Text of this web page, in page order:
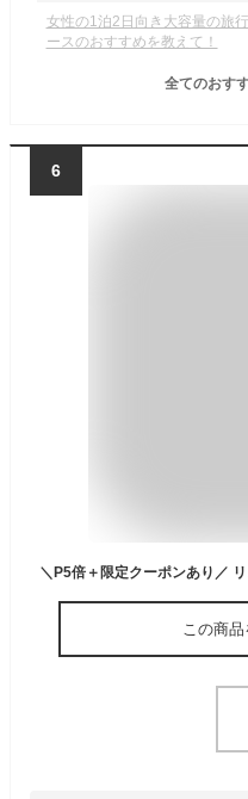
女性の1泊2日向き大容量の旅
ースのおすすめを教えて！
全てのおす
6
この商